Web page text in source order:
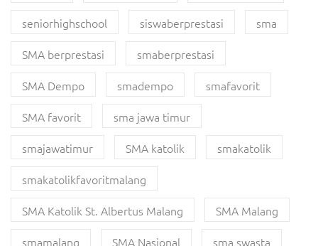
seniorhighschool
siswaberprestasi
sma
SMA berprestasi
smaberprestasi
SMA Dempo
smadempo
smafavorit
SMA favorit
sma jawa timur
smajawatimur
SMA katolik
smakatolik
smakatolikfavoritmalang
SMA Katolik St. Albertus Malang
SMA Malang
smamalang
SMA Nasional
sma swasta